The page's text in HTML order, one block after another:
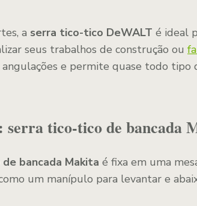
a serra tico-tico DeWALT é ideal
seus trabalhos de construção ou
e permite quase todo tipo
serra tico-tico de bancada
bancada Makita é fixa em uma
um manípulo para levantar e